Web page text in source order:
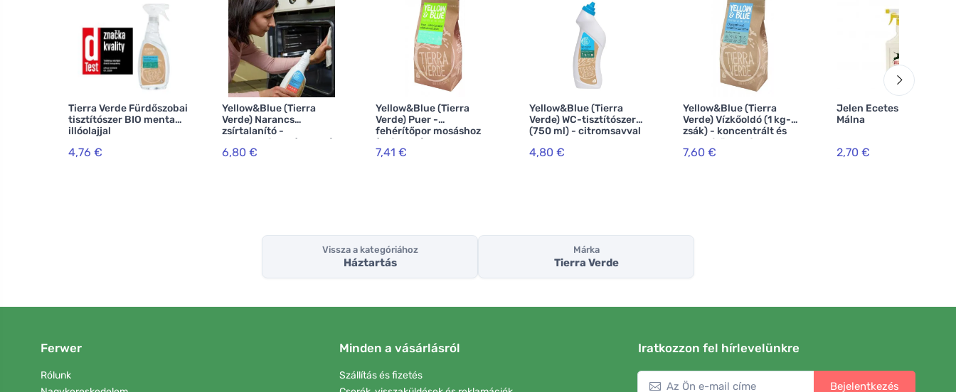
Tierra Verde Fürdőszobai
tisztítószer BIO menta
illóolajjal
4,76 €
Yellow&Blue (Tierra
Verde) Narancs
zsírtalanító -
koncentrátum (750 ml)
6,80 €
Yellow&Blue (Tierra
Verde) Puer -
fehérítőpor mosáshoz
(zsák 1 kg)
7,41 €
Yellow&Blue (Tierra
Verde) WC-tisztítószer
(750 ml) - citromsavval
4,80 €
Yellow&Blue (Tierra
Verde) Vízkőoldó (1 kg-os
zsák) - koncentrált és
rendkívül hatékony
7,60 €
Jelen Ecetes tisztítószer
Málna
2,70 €
Vissza a kategóriához
Háztartás
Márka
Tierra Verde
Ferwer
Rólunk
Minden a vásárlásról
Szállítás és fizetés
Iratkozzon fel hírlevelünkre
Bejelentkezés